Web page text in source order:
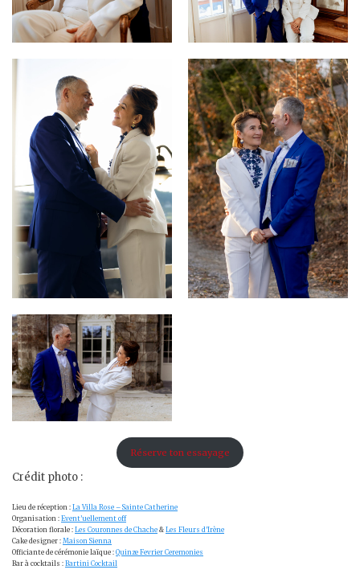
Réserve ton essayage
Crédit photo :
Lieu de réception : La Villa Rose – Sainte Catherine
Organisation : Event’uellement off
Décoration florale : Les Couronnes de Chache & Les Fleurs d’Irène
Cake designer : Maison Sienna
Officiante de cérémonie laïque : Quinze Fevrier Ceremonies
Bar à cocktails : Bartini Cocktail